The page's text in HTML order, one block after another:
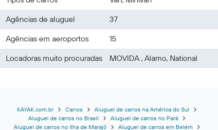
Agências de aluguel
37
Agências em aeroportos
15
Locadoras muito procuradas
MOVIDA , Alamo, National
KAYAK.com.br Carros
Aluguel de carros na América do Sul
Aluguel de carros no Brasil
Aluguel de carros no Pará
Aluguel de carros no Ilha de Marajó
Aluguel de carros em Belém